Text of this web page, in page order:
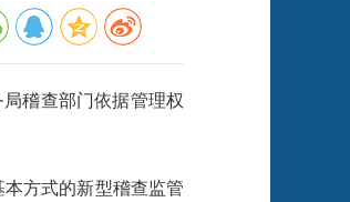
稽查部门依据管理权
方式的新型稽查监管